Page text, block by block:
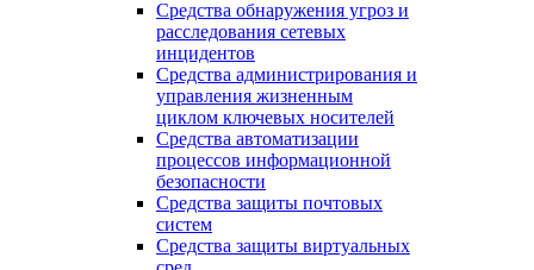
Средства обнаружения угроз и
расследования сетевых
инцидентов
Средства администрирования и
управления жизненным
циклом ключевых носителей
Средства автоматизации
процессов информационной
безопасности
Средства защиты почтовых
систем
Средства защиты виртуальных